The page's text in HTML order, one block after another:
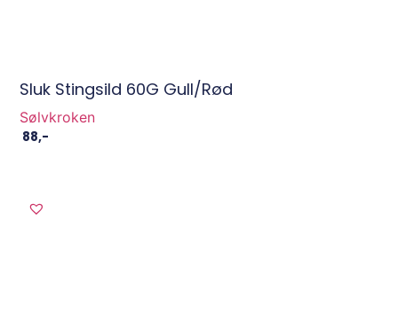
Sluk Stingsild 60G Gull/Rød
Sølvkroken
88,-